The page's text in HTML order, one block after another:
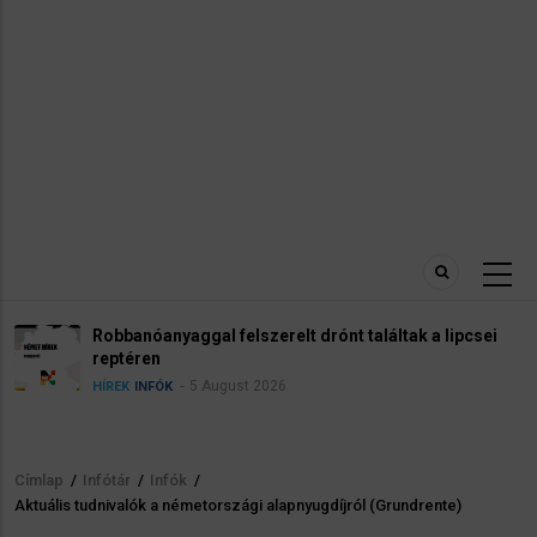
Robbanóanyaggal felszerelt drónt találtak a lipcsei
reptéren
HÍREK INFÓK 5 August 2026
Morzsa
Címlap / Infótár / Infók /
Aktuális tudnivalók a németországi alapnyugdíjról (Grundrente)